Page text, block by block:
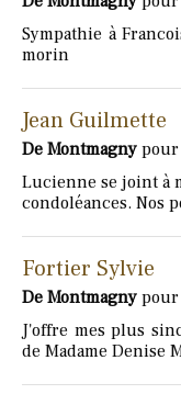
Sympathie à
morin
Jean Guilmette
De Montmagny pour
Lucienne se joint à
condoléances. Nos
Fortier Sylvie
De Montmagny pour
J'offre mes plus
de Madame Denise